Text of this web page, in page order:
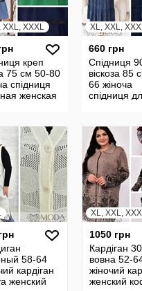
XXL, XXXL
креп
75 см 50-80
спідниця
женская
XL, XXL, XXXL
660 грн
Спідниця
віскоза 85
66 жіноча
спідниця
батал
58-64
кардіган
женский
XL, XXL,
1050 грн
Кардіган
вовна 52-
жіночий
женский